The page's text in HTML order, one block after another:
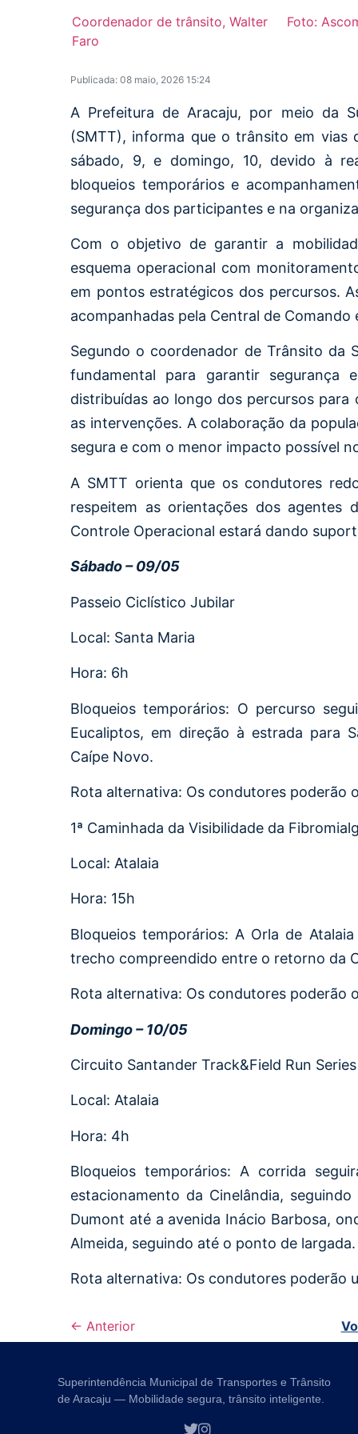
Coordenador de trânsito, Walter
Faro
Foto:
Publicada: 08 maio, 2026 15:24
A Prefeitura de Aracaju, por meio da
(SMTT), informa que o trânsito em vias
sábado, 9, e domingo, 10, devido à
bloqueios temporários e
segurança dos participantes e na
Com o objetivo de garantir a
esquema operacional com
em pontos estratégicos dos percursos.
acompanhadas pela Central de Comando
Segundo o coordenador de Trânsito da
fundamental para garantir segurança
distribuídas ao longo dos percursos
as intervenções. A colaboração da
segura e com o menor impacto possível
A SMTT orienta que os condutores
respeitem as orientações dos
Controle Operacional estará dando
Sábado – 09/05
Passeio Ciclístico Jubilar
Local: Santa Maria
Hora: 6h
Bloqueios temporários: O percurso
Eucaliptos, em direção à estrada para
Caípe Novo.
Rota alternativa: Os condutores poderão
1ª Caminhada da Visibilidade da
Local: Atalaia
Hora: 15h
Bloqueios temporários: A Orla de
trecho compreendido entre o retorno da
Rota alternativa: Os condutores poderão
Domingo – 10/05
Circuito Santander Track&Field Run Series
Local: Atalaia
Hora: 4h
Bloqueios temporários: A corrida
estacionamento da Cinelândia,
Dumont até a avenida Inácio Barbosa,
Almeida, seguindo até o ponto de largada.
Rota alternativa: Os condutores poderão
← Anterior
Superintendência Municipal de Transportes e Trânsito
de Aracaju — Mobilidade segura, trânsito inteligente.